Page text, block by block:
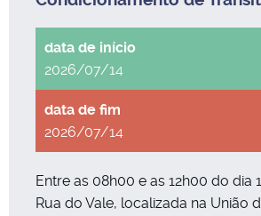
2026/07/14
2026/07/14
Entre as 08h00 e as 12h00 do dia
Rua do Vale, localizada na União